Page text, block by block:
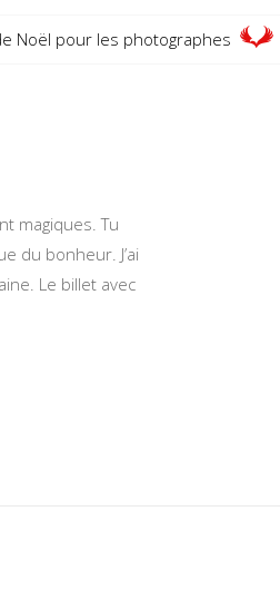
Noël pour les photographes
magiques. Tu
du bonheur. J’ai
Le billet avec